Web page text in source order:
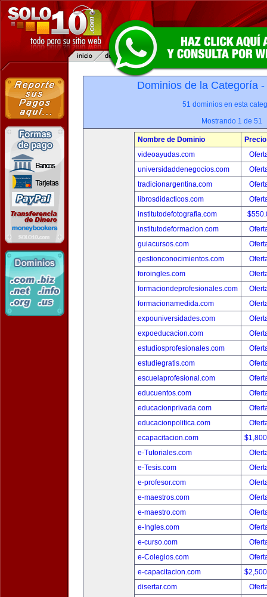
Dominios de la Categoría -
51 dominios en esta
Mostrando 1 de 51
Nombre de Dominio
Precio
videoayudas.com
universidaddenegocios.com
tradicionargentina.com
librosdidacticos.com
institutodefotografia.com
institutodeformacion.com
guiacursos.com
gestionconocimientos.com
foroingles.com
formaciondeprofesionales.com
formacionamedida.com
expouniversidades.com
expoeducacion.com
estudiosprofesionales.com
estudiegratis.com
escuelaprofesional.com
educuentos.com
educacionprivada.com
educacionpolitica.com
ecapacitacion.com
e-Tutoriales.com
e-Tesis.com
e-profesor.com
e-maestros.com
e-maestro.com
e-Ingles.com
e-curso.com
e-Colegios.com
e-capacitacion.com
disertar.com